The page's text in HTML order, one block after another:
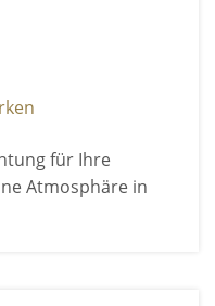
für Ihre
Atmosphäre in